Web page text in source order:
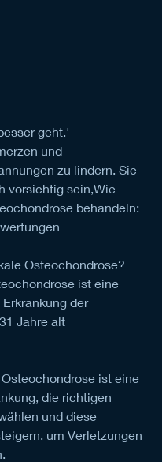
geht.'
und
zu lindern. Sie
vorsichtig sein,Wie
behandeln:
Osteochondrose?
ist eine
der
Jahre alt
ist eine
die richtigen
und diese
um Verletzungen